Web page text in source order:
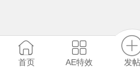
首页 AE特效 发帖